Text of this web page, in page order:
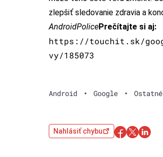
zlepšiť sledovanie zdravia a
AndroidPolicePrečítajte si aj:
https://touchit.sk/
vy/185073
Android • Google • Ostatné
Nahlásiť chybu